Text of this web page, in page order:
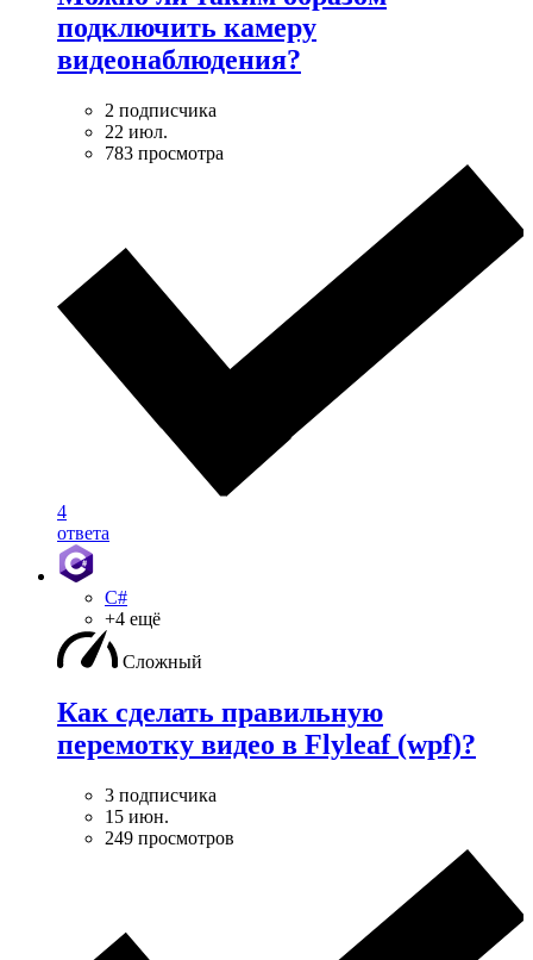
подключить камеру
видеонаблюдения?
2 подписчика
22 июл.
783 просмотра
4
ответа
C#
+4 ещё
Сложный
Как сделать правильную
перемотку видео в Flyleaf (wpf)?
3 подписчика
15 июн.
249 просмотров